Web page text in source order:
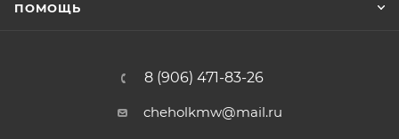
ПОМОЩЬ
8 (906) 471-83-26
cheholkmw@mail.ru